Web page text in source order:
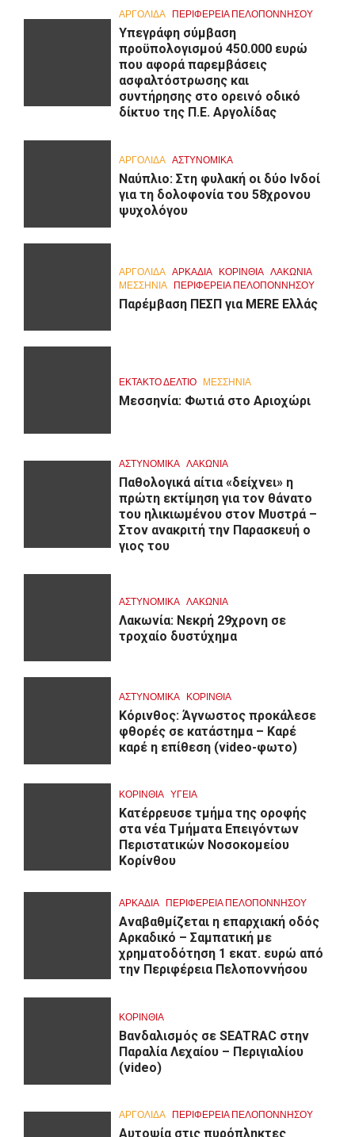
ΑΡΓΟΛΙΔΑ ΠΕΡΙΦΈΡΕΙΑ ΠΕΛΟΠΟΝΝΉΣΟΥ
Υπεγράφη σύμβαση
προϋπολογισμού 450.000 ευρώ
που αφορά παρεμβάσεις
ασφαλτόστρωσης και
συντήρησης στο ορεινό οδικό
δίκτυο της Π.Ε. Αργολίδας
ΑΡΓΟΛΙΔΑ ΑΣΤΥΝΟΜΙΚΑ
Ναύπλιο: Στη φυλακή οι δύο Ινδοί
για τη δολοφονία του 58χρονου
ψυχολόγου
ΑΡΓΟΛΙΔΑ ΑΡΚΑΔΊΑ ΚΟΡΙΝΘΊΑ ΛΑΚΩΝΙΑ
ΜΕΣΣΗΝΙΑ ΠΕΡΙΦΈΡΕΙΑ ΠΕΛΟΠΟΝΝΉΣΟΥ
Παρέμβαση ΠΕΣΠ για MERE Ελλάς
ΕΚΤΑΚΤΟ ΔΕΛΤΙΟ ΜΕΣΣΗΝΙΑ
Μεσσηνία: Φωτιά στο Αριοχώρι
ΑΣΤΥΝΟΜΙΚΑ ΛΑΚΩΝΙΑ
Παθολογικά αίτια «δείχνει» η
πρώτη εκτίμηση για τον θάνατο
του ηλικιωμένου στον Μυστρά –
Στον ανακριτή την Παρασκευή ο
γιος του
ΑΣΤΥΝΟΜΙΚΑ ΛΑΚΩΝΙΑ
Λακωνία: Νεκρή 29χρονη σε
τροχαίο δυστύχημα
ΑΣΤΥΝΟΜΙΚΑ ΚΟΡΙΝΘΊΑ
Κόρινθος: Άγνωστος προκάλεσε
φθορές σε κατάστημα – Καρέ
καρέ η επίθεση (video-φωτο)
ΚΟΡΙΝΘΊΑ ΥΓΕΙΑ
Kατέρρευσε τμήμα της οροφής
στα νέα Τμήματα Επειγόντων
Περιστατικών Νοσοκομείου
Κορίνθου
ΑΡΚΑΔΊΑ ΠΕΡΙΦΈΡΕΙΑ ΠΕΛΟΠΟΝΝΉΣΟΥ
Αναβαθμίζεται η επαρχιακή οδός
Αρκαδικό – Σαμπατική με
χρηματοδότηση 1 εκατ. ευρώ από
την Περιφέρεια Πελοποννήσου
ΚΟΡΙΝΘΊΑ
Βανδαλισμός σε SEATRAC στην
Παραλία Λεχαίου – Περιγιαλίου
(video)
ΑΡΓΟΛΙΔΑ ΠΕΡΙΦΈΡΕΙΑ ΠΕΛΟΠΟΝΝΉΣΟΥ
Αυτοψία στις πυρόπληκτες